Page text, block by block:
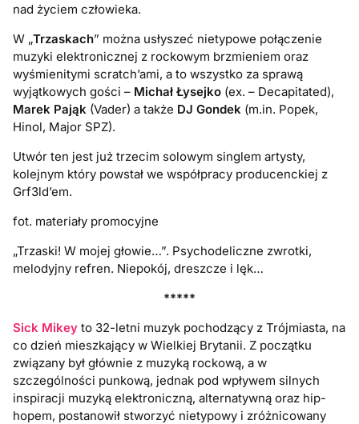
nad życiem człowieka.
W „Trzaskach” można usłyszeć nietypowe połączenie
muzyki elektronicznej z rockowym brzmieniem oraz
wyśmienitymi scratch’ami, a to wszystko za sprawą
wyjątkowych gości – Michał Łysejko (ex. – Decapitated),
Marek Pająk (Vader) a także DJ Gondek (m.in. Popek,
Hinol, Major SPZ).
Utwór ten jest już trzecim solowym singlem artysty,
kolejnym który powstał we współpracy producenckiej z
Grf3ld’em.
fot. materiały promocyjne
„Trzaski! W mojej głowie…”. Psychodeliczne zwrotki,
melodyjny refren. Niepokój, dreszcze i lęk…
*****
Sick Mikey to 32-letni muzyk pochodzący z Trójmiasta, na
co dzień mieszkający w Wielkiej Brytanii. Z początku
związany był głównie z muzyką rockową, a w
szczególności punkową, jednak pod wpływem silnych
inspiracji muzyką elektroniczną, alternatywną oraz hip-
hopem, postanowił stworzyć nietypowy i zróżnicowany